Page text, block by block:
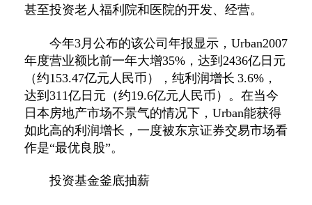
甚至投资老人福利院和医院的开发、经营。
今年3月公布的该公司年报显示，Urban2007
年度营业额比前一年大增35%，达到2436亿日元
（约153.47亿元人民币），纯利润增长 3.6%，
达到311亿日元（约19.6亿元人民币）。在当今
日本房地产市场不景气的情况下，Urban能获得
如此高的利润增长，一度被东京证券交易市场看
作是“最优良股”。
投资基金釜底抽薪